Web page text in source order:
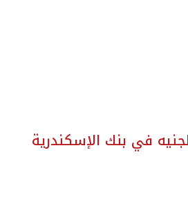
في بنك الإسكندرية